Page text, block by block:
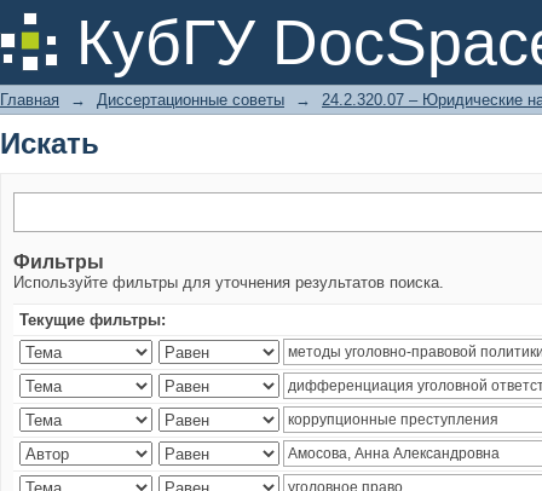
КубГУ
Искать
Главная → Диссертационные советы → 24.2.320.07 – Юридические
Искать
Фильтры
Используйте фильтры для уточнения результатов поиска.
Текущие фильтры: